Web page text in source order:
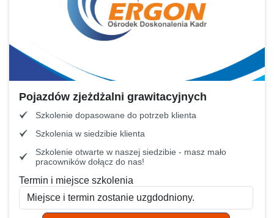
Pojazdów zjeżdżalni grawitacyjnych
Szkolenie dopasowane do potrzeb klienta
Szkolenia w siedzibie klienta
Szkolenie otwarte w naszej siedzibie - masz mało
pracowników dołącz do nas!
Termin i miejsce szkolenia